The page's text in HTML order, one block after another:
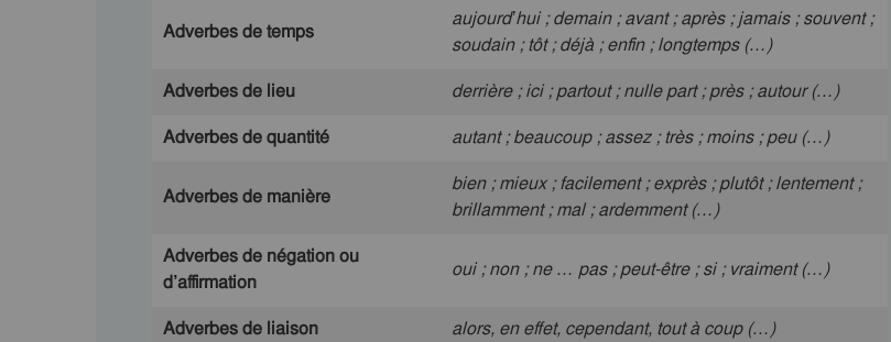
Adverbes de temps
aujourd’hui ; demain ; avant ; après ; jamais ; souvent ;
soudain ; tôt ; déjà ; enfin ; longtemps (…)
Adverbes de lieu
derrière ; ici ; partout ; nulle part ; près ; autour (…)
Adverbes de quantité
autant ; beaucoup ; assez ; très ; moins ; peu (…)
Adverbes de manière
bien ; mieux ; facilement ; exprès ; plutôt ; lentement ;
brillamment ; mal ; ardemment (…)
Adverbes de négation ou
d’affirmation
oui ; non ; ne … pas ; peut-être ; si ; vraiment (…)
Adverbes de liaison alors, en effet, cependant, tout à coup (…)